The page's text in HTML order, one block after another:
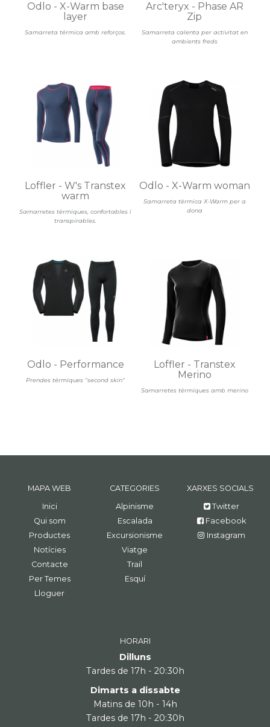
Samarreta térmica amb reforços.
Odlo - X-Warm base
layer
Samarreta calenta per activitat en
ambients freds
Arc'teryx - Phase AR
Zip
Samarretes tèrmiques, confortables i
transpirables.
Loffler - W's Transtex
warm
Samarreta tèrmica X-Warm per a
dona
Odlo - X-Warm woman
Prendes tèrmiques "second skin"
Odlo - Performance
Samarretes tèrmiques amb merino
Loffler - Transtex
Merino
MAPA WEB
Inici
Qui som
Productes
Notícies
Contacte
Per Temes
Lloguer
CATEGORIES
Alpinisme
Escalada
Excursionisme
Viatge
Trail
Esquí
XARXES SOCIALS
Twitter
Facebook
Instagram
HORARI
Dilluns
Tardes de 17h - 20:30h
Dimarts a dissabte
Matins de 10h - 14h
Tardes de 17h - 20:30h